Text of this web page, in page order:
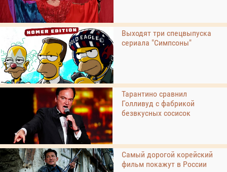
Выходят три спецвыпуска
сериала "Симпсоны"
Тарантино сравнил
Голливуд с фабрикой
безвкусных сосисок
Самый дорогой корейский
фильм покажут в России